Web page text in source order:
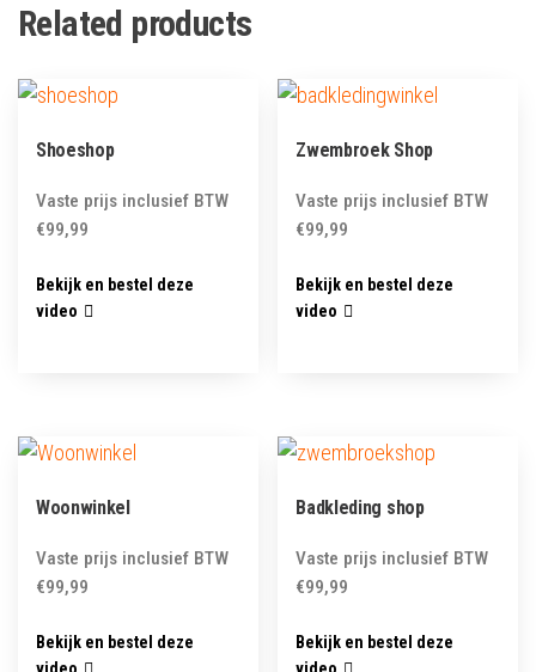
Related products
Shoeshop
Vaste prijs inclusief BTW
€99,99
Bekijk en bestel deze
video
Zwembroek Shop
Vaste prijs inclusief BTW
€99,99
Bekijk en bestel deze
video
Woonwinkel
Vaste prijs inclusief BTW
€99,99
Bekijk en bestel deze
Badkleding shop
Vaste prijs inclusief BTW
€99,99
Bekijk en bestel deze